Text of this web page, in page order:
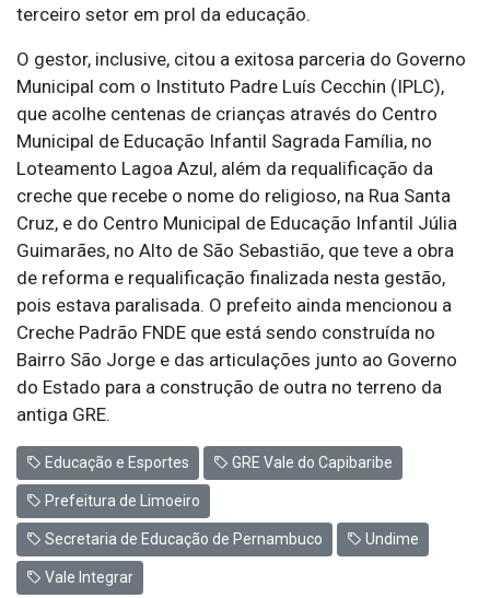
terceiro setor em prol da educação.
O gestor, inclusive, citou a exitosa parceria do Governo
Municipal com o Instituto Padre Luís Cecchin (IPLC),
que acolhe centenas de crianças através do Centro
Municipal de Educação Infantil Sagrada Família, no
Loteamento Lagoa Azul, além da requalificação da
creche que recebe o nome do religioso, na Rua Santa
Cruz, e do Centro Municipal de Educação Infantil Júlia
Guimarães, no Alto de São Sebastião, que teve a obra
de reforma e requalificação finalizada nesta gestão,
pois estava paralisada. O prefeito ainda mencionou a
Creche Padrão FNDE que está sendo construída no
Bairro São Jorge e das articulações junto ao Governo
do Estado para a construção de outra no terreno da
antiga GRE.
Educação e Esportes GRE Vale do Capibaribe
Prefeitura de Limoeiro
Secretaria de Educação de Pernambuco Undime
Vale Integrar